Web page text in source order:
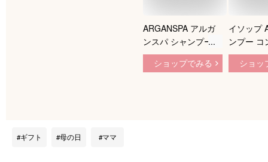
ARGANSPA アルガ
ンスパ シャンプー
トリートメント ギフ
トセット 各470mL
ショップでみる
イソップ
ンプー コ
ナー ヘア
デパコス
ショッ
ギフト 母の日 ママ